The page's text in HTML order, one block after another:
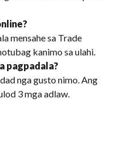
mensahe sa Trade
kanimo sa ulahi.
pagpadala?
nga gusto nimo. Ang
3 mga adlaw.